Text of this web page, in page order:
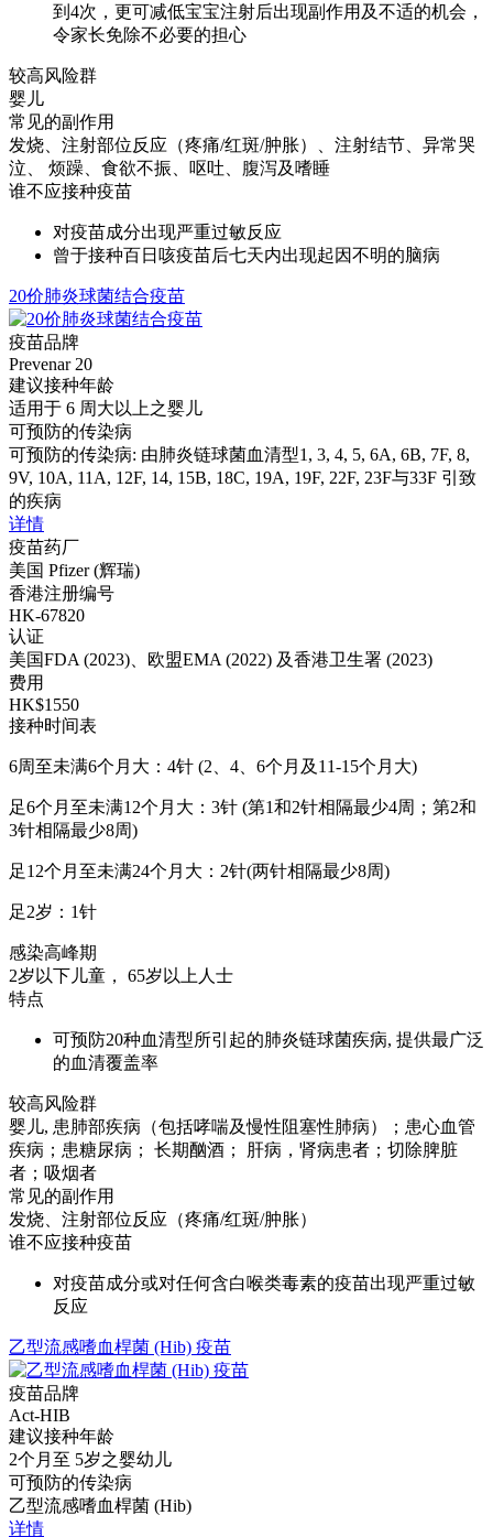
到4次，更可减低宝宝注射后出现副作用及不适的机会，
令家长免除不必要的担心
较高风险群
婴儿
常见的副作用
发烧、注射部位反应（疼痛/红斑/肿胀）、注射结节、异常哭
泣、 烦躁、食欲不振、呕吐、腹泻及嗜睡
谁不应接种疫苗
对疫苗成分出现严重过敏反应
曾于接种百日咳疫苗后七天内出现起因不明的脑病
20价肺炎球菌结合疫苗
疫苗品牌
Prevenar 20
建议接种年龄
适用于 6 周大以上之婴儿
可预防的传染病
可预防的传染病: 由肺炎链球菌血清型1, 3, 4, 5, 6A, 6B, 7F, 8,
9V, 10A, 11A, 12F, 14, 15B, 18C, 19A, 19F, 22F, 23F与33F 引致
的疾病
详情
疫苗药厂
美国 Pfizer (辉瑞)
香港注册编号
HK-67820
认证
美国FDA (2023)、欧盟EMA (2022) 及香港卫生署 (2023)
费用
HK$1550
接种时间表
6周至未满6个月大：4针 (2、4、6个月及11-15个月大)
足6个月至未满12个月大：3针 (第1和2针相隔最少4周；第2和
3针相隔最少8周)
足12个月至未满24个月大：2针(两针相隔最少8周)
足2岁：1针
感染高峰期
2岁以下儿童， 65岁以上人士
特点
可预防20种血清型所引起的肺炎链球菌疾病, 提供最广泛
的血清覆盖率
较高风险群
婴儿, 患肺部疾病（包括哮喘及慢性阻塞性肺病）；患心血管
疾病；患糖尿病； 长期酗酒； 肝病，肾病患者；切除脾脏
者；吸烟者
常见的副作用
发烧、注射部位反应（疼痛/红斑/肿胀）
谁不应接种疫苗
对疫苗成分或对任何含白喉类毒素的疫苗出现严重过敏
反应
乙型流感嗜血桿菌 (Hib) 疫苗
疫苗品牌
Act-HIB
建议接种年龄
2个月至 5岁之婴幼儿
可预防的传染病
乙型流感嗜血桿菌 (Hib)
详情